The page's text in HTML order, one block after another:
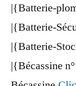
|{Batterie-
|{Batterie-
|{Batterie-
|{Bécassine